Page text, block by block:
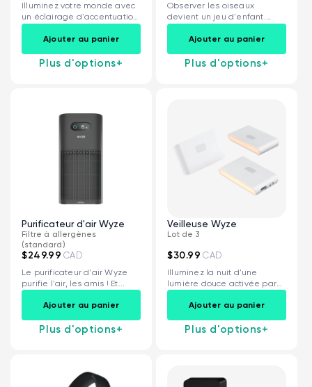
Illuminez votre monde avec
un éclairage d'accentuation
LED brillant.
Ajouter au panier
Plus d'options+
Observer les oiseaux
devient un jeu d'enfant.
Visualisez et enregistrez...
Ajouter au panier
Plus d'options+
Purificateur d'air Wyze
Filtre à allergènes
(standard)
$249.99 CAD
Le purificateur d'air Wyze
purifie l'air, les amis ! Et...
Ajouter au panier
Plus d'options+
Veilleuse Wyze
Lot de 3
$30.99 CAD
Illuminez la nuit d'une
lumière douce activée par
le mouvement.
Ajouter au panier
Plus d'options+
Accord
79,98 $CA Prix ​​régulier
Add to cart
More options